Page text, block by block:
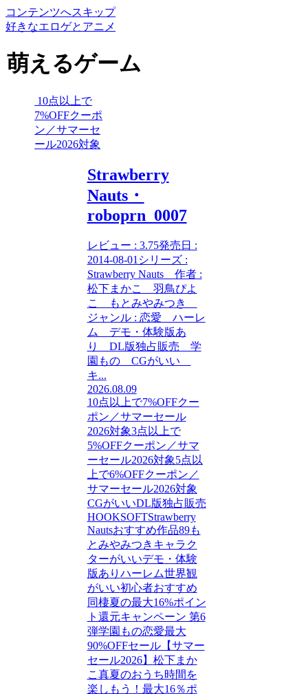
コンテンツへスキップ
好きなエロゲとアニメ
萌えるゲーム
10点以上で
7%OFFクーポ
ン／サマーセ
ール2026対象
Strawberry
Nauts・
roboprn_0007
レビュー : 3.75発売日 :
2014-08-01シリーズ :
Strawberry Nauts 作者 :
松下まかこ 羽鳥ぴよ
こ もとみやみつき
ジャンル : 恋愛 ハーレ
ム デモ・体験版あ
り DL版独占販売 学
園もの CGがいい
キ...
2026.08.09
10点以上で7%OFFクー
ポン／サマーセール
2026対象3点以上で
5%OFFクーポン／サマ
ーセール2026対象5点以
上で6%OFFクーポン／
サマーセール2026対象
CGがいいDL版独占販売
HOOKSOFTStrawberry
Nautsおすすめ作品89も
とみやみつき キャラク
ターがいいデモ・体験
版あり ハーレム世界観
がいい初心者おすすめ
同棲夏の最大16%ポイン
ト還元キャンペーン 第6
弾学園もの恋愛最大
90%OFFセール【サマー
セール2026】 松下まか
こ 真夏のおうち時間を
楽しもう！最大16％ポ